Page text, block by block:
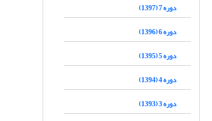
دوره 7 (1397)
دوره 6 (1396)
دوره 5 (1395)
دوره 4 (1394)
دوره 3 (1393)